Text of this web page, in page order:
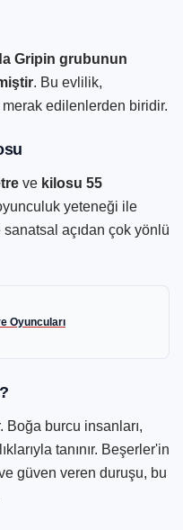
Gripin grubunun
. Bu evlilik,
merak edilenlerden biridir.
ve kilosu 55
yeteneği ile
açıdan çok yönlü
Oyuncuları
Boğa burcu insanları,
tanınır. Beşerler'in
güven veren duruşu, bu